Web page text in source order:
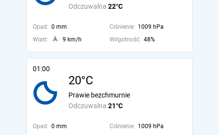
Odczuwalna 22°C
Opad: 0 mm Ciśnienie: 1009 hPa
Wiatr:
9 km/h Wilgotność: 48%
01:00
20°C
Odczuwalna 21°C
Prawie bezchmurnie
Opad: 0 mm Ciśnienie: 1009 hPa